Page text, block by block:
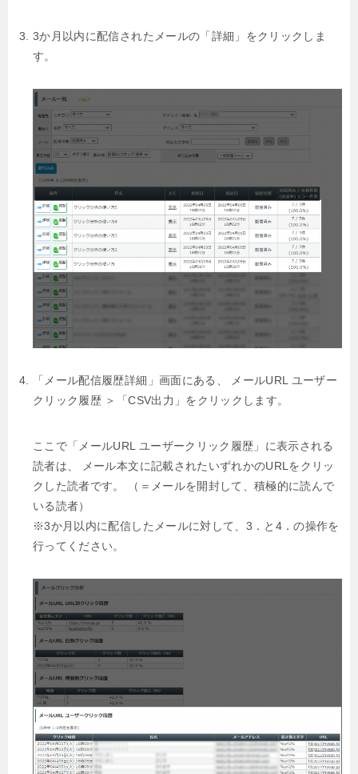
3か月以内に配信されたメールの「詳細」をクリックしま
す。
「メール配信履歴詳細」画面にある、
メールURL ユーザー
クリック履歴 ＞「CSV出力」をクリックします。
ここで「メールURL ユーザークリック履歴」に表示される
読者は、
メール本文に記載されたいずれかのURLをクリッ
クした読者です。
（＝メールを開封して、積極的に読んで
いる読者）
※3か月以内に配信したメールに対して、3．と4．の操作を
行ってください。